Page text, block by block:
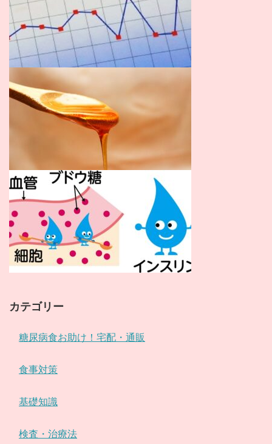
カテゴリー
糖尿病食お助け！宅配・通販
食事対策
基礎知識
検査・治療法